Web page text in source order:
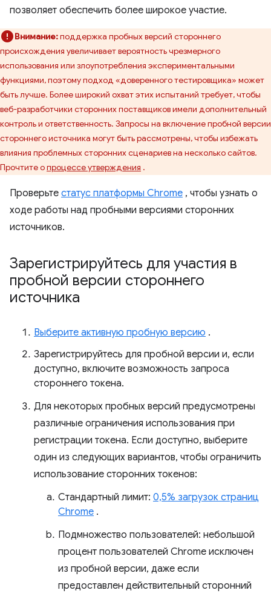
позволяет обеспечить более широкое участие.
Внимание:поддержка пробных версий стороннего
происхождения увеличивает вероятность чрезмерного
использования или злоупотребления экспериментальными
функциями, поэтому подход «доверенного тестировщика» может
быть лучше. Более широкий охват этих испытаний требует, чтобы
веб-разработчики сторонних поставщиков имели дополнительный
контроль и ответственность. Запросы на включение пробной версии
стороннего источника могут быть рассмотрены, чтобы избежать
влияния проблемных сторонних сценариев на несколько сайтов.
Прочтите опроцессе утверждения .
Проверьте статус платформы Chrome , чтобы узнать о
ходе работы над пробными версиями сторонних
источников.
Зарегистрируйтесь для участия в
пробной версии стороннего
источника
Выберите активную пробную версию .
Зарегистрируйтесь для пробной версии и, если
доступно, включите возможность запроса
стороннего токена.
Для некоторых пробных версий предусмотрены
различные ограничения использования при
регистрации токена. Если доступно, выберите
один из следующих вариантов, чтобы ограничить
использование сторонних токенов:
Стандартный лимит: 0,5% загрузок страниц
Chrome .
Подмножество пользователей: небольшой
процент пользователей Chrome исключен
из пробной версии, даже если
предоставлен действительный сторонний